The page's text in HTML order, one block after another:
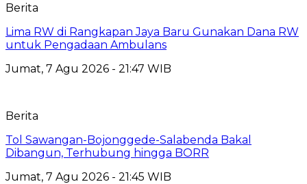
Berita
Lima RW di Rangkapan Jaya Baru Gunakan Dana RW
untuk Pengadaan Ambulans
Jumat, 7 Agu 2026 - 21:47 WIB
Berita
Tol Sawangan-Bojonggede-Salabenda Bakal
Dibangun, Terhubung hingga BORR
Jumat, 7 Agu 2026 - 21:45 WIB